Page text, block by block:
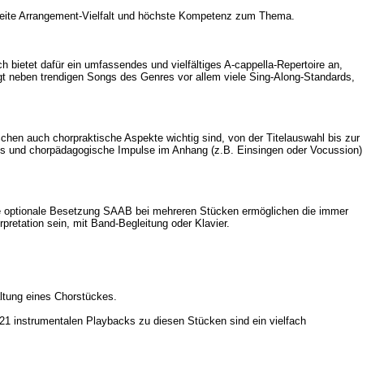
Arrangement-Vielfalt und höchste Kompetenz zum Thema.
dafür ein umfassendes und vielfältiges A-cappella-Repertoire an,
trendigen Songs des Genres vor allem viele Sing-Along-Standards,
auch chorpraktische Aspekte wichtig sind, von der Titelauswahl bis zur
chorpädagogische Impulse im Anhang (z.B. Einsingen oder Vocussion)
Besetzung SAAB bei mehreren Stücken ermöglichen die immer
sein, mit Band-Begleitung oder Klavier.
eines Chorstückes.
instrumentalen Playbacks zu diesen Stücken sind ein vielfach